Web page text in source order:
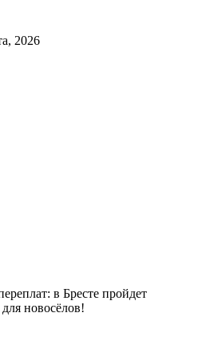
2026
в Бресте пройдет
новосёлов!